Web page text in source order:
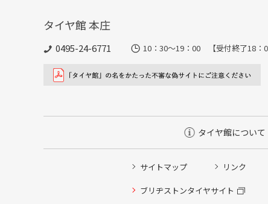
タイヤ館 本庄
0495-24-6771 10：30～19：00 【受付終了
タイヤ館について
サイトマップ リンク
ブリヂストンタイヤサイト
タイヤ点検・安全点検/タイヤ履き替え/オイル交換/その
クローク契約会員専用タイヤ履き替え※タイヤ履き替え